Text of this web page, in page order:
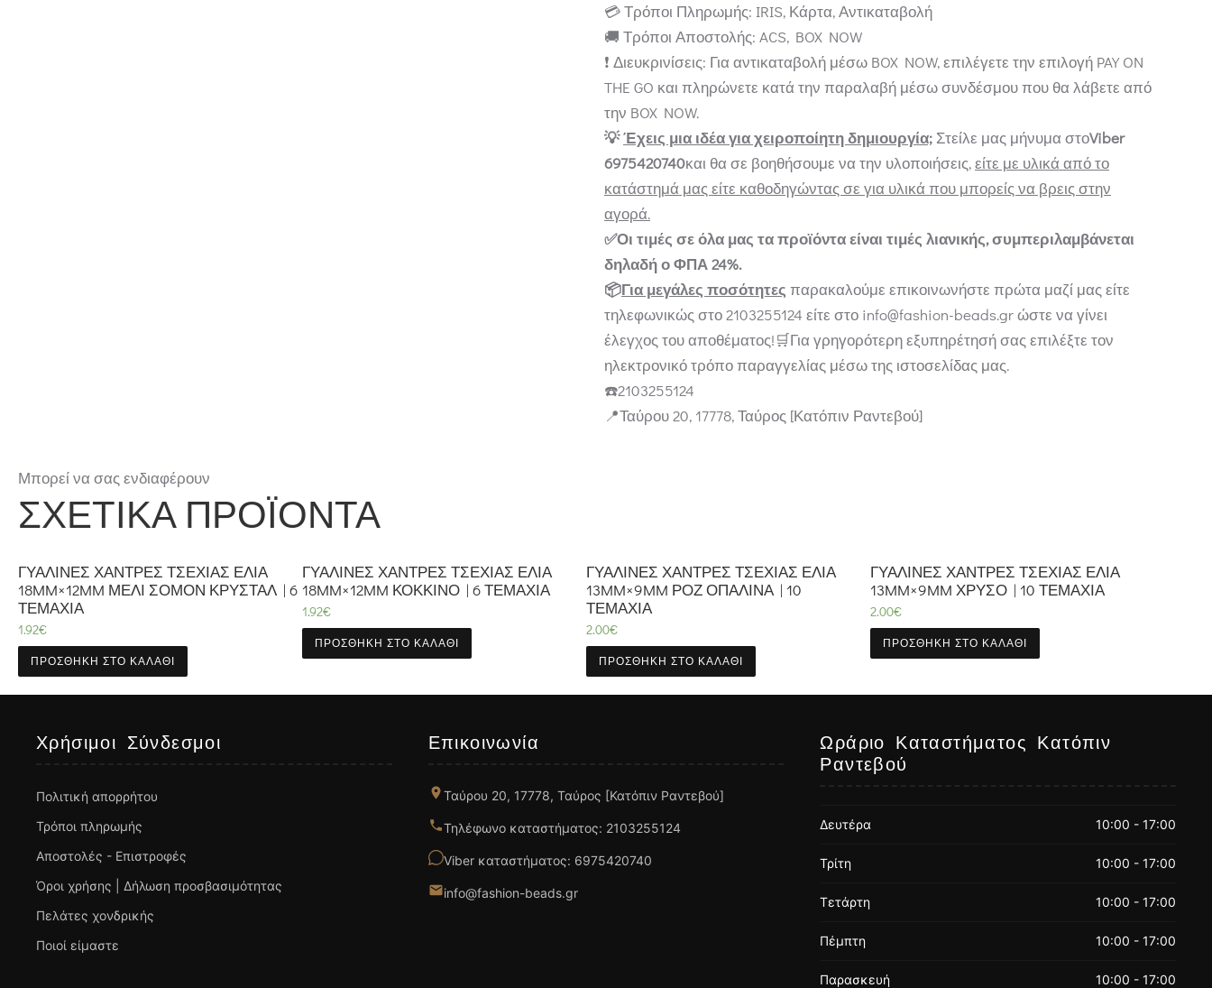
💳 Τρόποι Πληρωμής: IRIS, Κάρτα, Αντικαταβολή
🚚 Τρόποι Αποστολής: ACS, BOX NOW
❗ Διευκρινίσεις: Για αντικαταβολή μέσω BOX NOW, επιλέγετε την επιλογή PAY ON
THE GO και πληρώνετε κατά την παραλαβή μέσω συνδέσμου που θα λάβετε από
την BOX NOW.
💡Έχεις μια ιδέα για χειροποίητη δημιουργία; Στείλε μας μήνυμα στοViber
6975420740και θα σε βοηθήσουμε να την υλοποιήσεις,είτε με υλικά από το
κατάστημά μας είτε καθοδηγώντας σε για υλικά που μπορείς να βρεις στην
αγορά.
✅Οι τιμές σε όλα μας τα προϊόντα είναι τιμές λιανικής, συμπεριλαμβάνεται
δηλαδή ο ΦΠΑ 24%.
📦Για μεγάλες ποσότητες παρακαλούμε επικοινωνήστε πρώτα μαζί μας είτε
τηλεφωνικώς στο 2103255124 είτε στο info@fashion-beads.gr ώστε να γίνει
έλεγχος του αποθέματος!🛒Για γρηγορότερη εξυπηρέτησή σας επιλέξτε τον
ηλεκτρονικό τρόπο παραγγελίας μέσω της ιστοσελίδας μας.
☎️2103255124
📍Ταύρου 20, 17778, Ταύρος [Κατόπιν Ραντεβού]
Μπορεί να σας ενδιαφέρουν
ΣΧΕΤΙΚΆ ΠΡΟΪΌΝΤΑ
ΓΥΆΛΙΝΕΣ ΧΆΝΤΡΕΣ ΤΣΕΧΊΑΣ ΕΛΙΆ
18MM×12MM ΜΕΛΊ ΣΟΜΌΝ ΚΡΥΣΤΆΛ | 6
ΤΕΜΆΧΙΑ
1.92€
ΠΡΟΣΘΉΚΗ ΣΤΟ ΚΑΛΆΘΙ
ΓΥΆΛΙΝΕΣ ΧΆΝΤΡΕΣ ΤΣΕΧΊΑΣ ΕΛΙΆ
18MM×12MM ΚΌΚΚΙΝΟ | 6 ΤΕΜΆΧΙΑ
1.92€
ΠΡΟΣΘΉΚΗ ΣΤΟ ΚΑΛΆΘΙ
ΓΥΆΛΙΝΕΣ ΧΆΝΤΡΕΣ ΤΣΕΧΊΑΣ ΕΛΙΆ
13MM×9MM ΡΟΖ ΟΠΑΛΊΝΑ | 10
ΤΕΜΆΧΙΑ
2.00€
ΠΡΟΣΘΉΚΗ ΣΤΟ ΚΑΛΆΘΙ
ΓΥΆΛΙΝΕΣ ΧΆΝΤΡΕΣ ΤΣΕΧΊΑΣ ΕΛΙΆ
13MM×9MM ΧΡΥΣΌ | 10 ΤΕΜΆΧΙΑ
2.00€
ΠΡΟΣΘΉΚΗ ΣΤΟ ΚΑΛΆΘΙ
Χρήσιμοι Σύνδεσμοι
Πολιτική απορρήτου
Τρόποι πληρωμής
Αποστολές - Επιστροφές
Όροι χρήσης | Δήλωση προσβασιμότητας
Πελάτες χονδρικής
Ποιοί είμαστε
Επικοινωνία
Ταύρου 20, 17778, Ταύρος [Κατόπιν Ραντεβού]
Τηλέφωνο καταστήματος: 2103255124
Viber καταστήματος: 6975420740
info@fashion-beads.gr
Ωράριο Καταστήματος Κατόπιν
Ραντεβού
Δευτέρα 10:00 - 17:00
Τρίτη 10:00 - 17:00
Τετάρτη 10:00 - 17:00
Πέμπτη 10:00 - 17:00
Παρασκευή 10:00 - 17:00